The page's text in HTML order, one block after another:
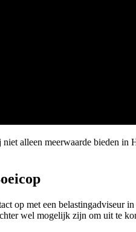
alleen meerwaarde bieden
op met een belastingadviseur
wel mogelijk zijn om uit te